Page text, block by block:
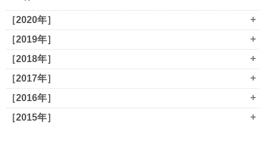
［2020年］ +
［2019年］ +
［2018年］ +
［2017年］ +
［2016年］ +
［2015年］ +